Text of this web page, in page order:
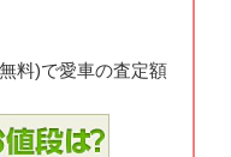
料)で愛車の査定額